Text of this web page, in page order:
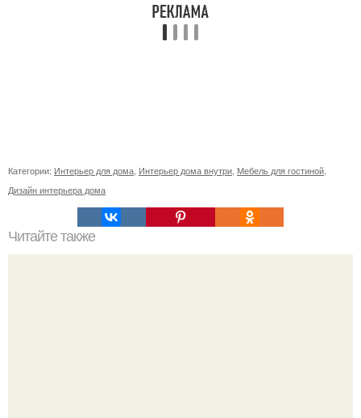
Категории: Интерьер для дома Интерьер дома внутри Мебель для гостиной
Дизайн интерьера дома
Читайте также